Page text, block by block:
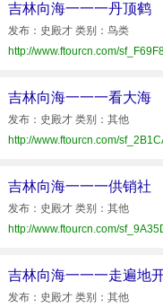
吉林向海一一一丹顶鹤
发布：史殿才 类别：鸟类
吉林向海一一一看大海
发布：史殿才 类别：其他
吉林向海一一一供销社
发布：史殿才 类别：其他
吉林向海一一一走遍地
发布：史殿才 类别：其他